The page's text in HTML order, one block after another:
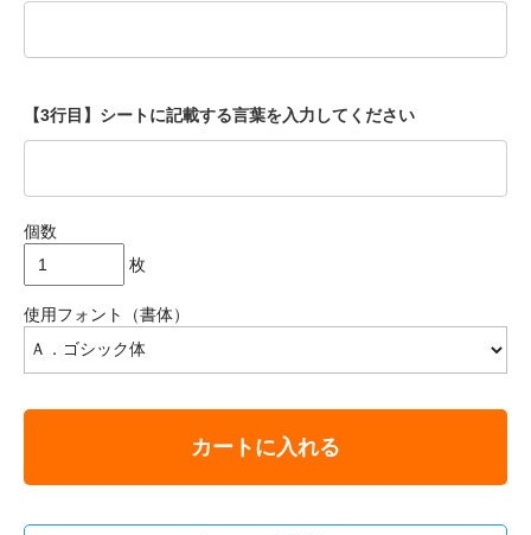
【3行目】シートに記載する言葉を入力してください
個数
枚
使用フォント（書体）
カートに入れる